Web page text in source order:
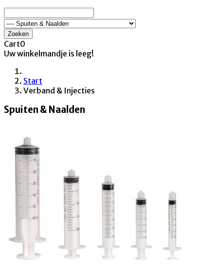
Zoeken
Cart0
Uw winkelmandje is leeg!
Start
Verband & Injecties
Spuiten & Naalden